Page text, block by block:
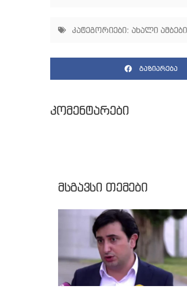
კატეგორიები: ახალი ამბები
გაზიარება
კომენტარები
მსგავსი თემები